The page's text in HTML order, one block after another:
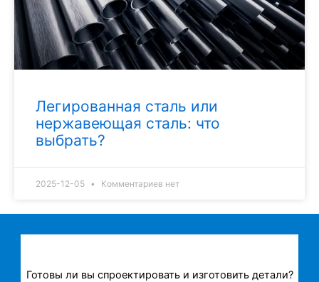
Легированная сталь или
нержавеющая сталь: что
выбрать?
2025-12-05 Комментариев нет
Готовы ли вы спроектировать и изготовить детали?